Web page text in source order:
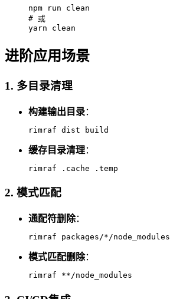
npm run clean
# 或
yarn clean
进阶应用场景
1. 多目录清理
构建输出目录：
rimraf dist build
缓存目录清理：
rimraf .cache .temp
2. 模式匹配
通配符删除：
rimraf packages/*/node_modules
模式匹配删除：
rimraf **/node_modules